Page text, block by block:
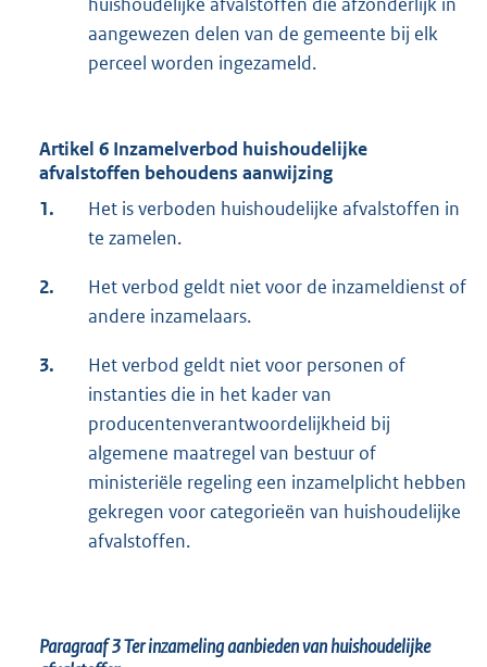
aangewezen delen van de gemeente bij elk
perceel worden ingezameld.
Artikel 6 Inzamelverbod huishoudelijke
afvalstoffen behoudens aanwijzing
1.
Het is verboden huishoudelijke afvalstoffen in
te zamelen.
2.
Het verbod geldt niet voor de inzameldienst of
andere inzamelaars.
3.
Het verbod geldt niet voor personen of
instanties die in het kader van
producentenverantwoordelijkheid bij
algemene maatregel van bestuur of
ministeriële regeling een inzamelplicht hebben
gekregen voor categorieën van huishoudelijke
afvalstoffen.
Paragraaf 3Ter inzameling aanbieden van huishoudelijke